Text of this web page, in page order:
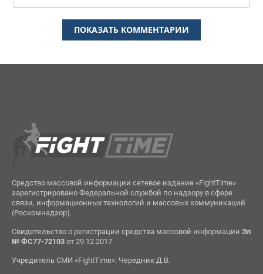
ПОКАЗАТЬ КОММЕНТАРИИ
Средство массовой информации сетевое издание «FightTime»
зарегистрировано Федеральной службой по надзору в сфере
связи, информационных технологий и массовых коммуникаций
(Роскомнадзор).
Свидетельство о регистрации средства массовой информации Эл
№ ФС77-72103от 29.12.2017
Учредитель СМИ «FightTime»: Чередник Д.В.